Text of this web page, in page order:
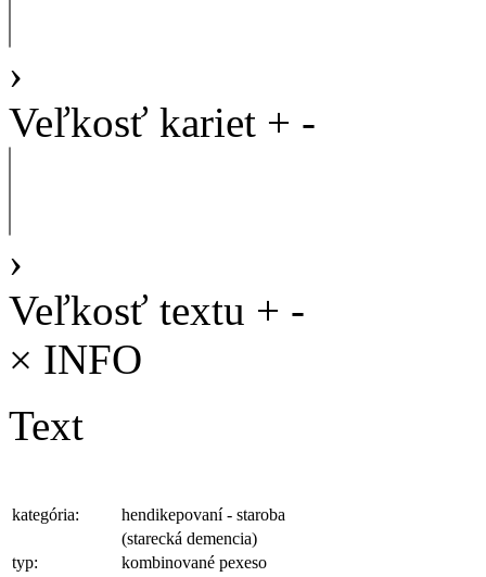
›
Veľkosť kariet + -
›
Veľkosť textu + -
× INFO
Text
kategória:
hendikepovaní - staroba
(starecká demencia)
typ:
kombinované pexeso